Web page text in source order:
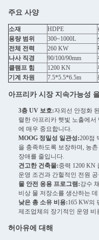
주요 사양
소재 HDPE
용량 범위
300~1000L
전체 전력
260 KW
나사 직경
90/100/90mm
클램프 힘
1200 KN
기계 차원
7.5*5.5*6.5m
아프리카 시장 지속가능성
3층 UV 보호:자외선 안정화
렬한 아프리카 햇빛 노출에
에 매우 중요합니다.
MOOG 정밀성 일관성:200점
을 충족하도록 보장하며, 농
장애를 줄입니다.
견고한 건축물:중력 1200 KN
운영 조건과 간헐적인 전원
물 안전 응용 프로그램:강수
비상 물 저장소를 생산하는
낮은 총 소유 비용:165 KW의
제조업체의 장기적인 운영 비
허아유에 대해